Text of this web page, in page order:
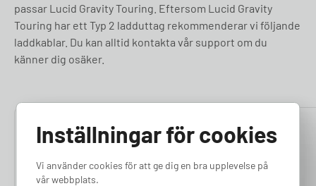
passar Lucid Gravity Touring. Eftersom Lucid Gravity
Touring har ett Typ 2 ladduttag rekommenderar vi följande
laddkablar. Du kan alltid kontakta vår support om du
känner dig osäker.
4.76
Inställningar för cookies
Vi använder cookies för att ge dig en bra upplevelse på
vår webbplats.